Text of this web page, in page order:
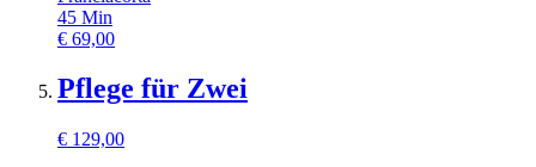
45 Min
€ 69,00
Pflege für Zwei
€ 129,00